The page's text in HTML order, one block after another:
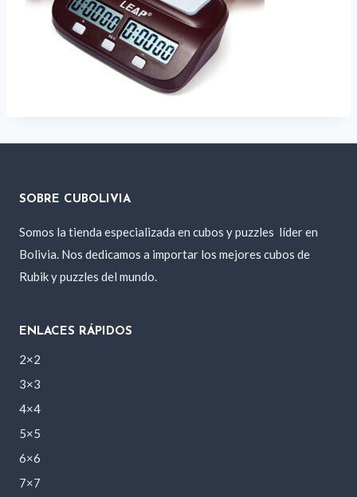
SOBRE CUBOLIVIA
Somos la tienda especializada en cubos y puzzles líder en
Bolivia. Nos dedicamos a importar los mejores cubos de
Rubik y puzzles del mundo.
ENLACES RÁPIDOS
2×2
3×3
4×4
5×5
6×6
7×7